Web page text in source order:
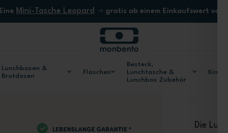
Eine Mini-Tasche Leopard gratis ab einem Einkaufswert von
Lunchboxen &
Brotdosen
Flaschen
Besteck,
Lunchtasche &
Lunchbox Zubehör
Die